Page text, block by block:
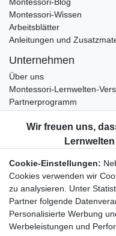
Montessori-Blog
Montessori-Wissen
Arbeitsblätter
Anleitungen und
Unternehmen
Über uns
Montessori-Lernwelten-
Partnerprogramm
Bestellung widerrufen
Datenschutzerklärung
AGB
Impressum
Aktuelles rund um
Montessori-
Kostenfreie
Cookie-Einstellungen:
Cookies verwenden wir
zu analysieren. Unter
Partner folgende
Personalisierte Werbung
Werbeleistungen und